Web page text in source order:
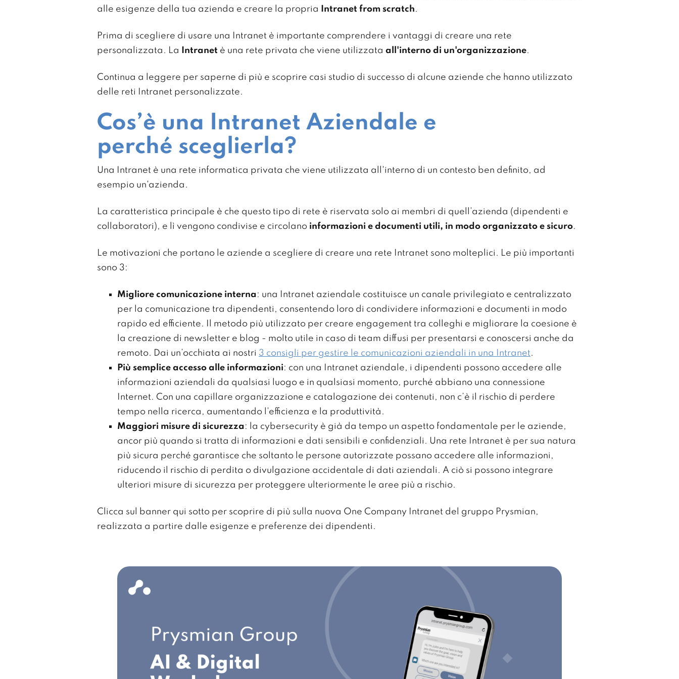
alle esigenze della tua azienda e creare la propria
Intranet from scratch.
Prima di scegliere di usare una Intranet è importante comprendere i vantaggi di creare una rete
personalizzata. La
Intranet è una rete privata che viene utilizzata all'interno di un'organizzazione.
Continua a leggere per saperne di più e scoprire casi studio di successo di alcune aziende che hanno utilizzato
delle reti Intranet personalizzate.
Cos’è una Intranet Aziendale e
perché sceglierla?
Una Intranet è una rete informatica privata che viene utilizzata all'interno di un contesto ben definito, ad
esempio un'azienda.
La caratteristica principale è che questo tipo di rete è riservata solo ai membri di quell’azienda (dipendenti e
collaboratori), e lì vengono condivise e circolano informazioni e documenti utili, in modo organizzato e sicuro.
Le motivazioni che portano le aziende a scegliere di creare una rete Intranet sono molteplici. Le più importanti
sono 3:
Migliore comunicazione interna: una Intranet aziendale costituisce un canale privilegiato e centralizzato
per la comunicazione tra dipendenti, consentendo loro di condividere informazioni e documenti in modo
rapido ed efficiente. Il metodo più utilizzato per creare engagement tra colleghi e migliorare la coesione è
la creazione di newsletter e blog - molto utile in caso di team diffusi per presentarsi e conoscersi anche da
remoto. Dai un’occhiata ai nostri 3 consigli per gestire le comunicazioni aziendali in una Intranet.
Più semplice accesso alle informazioni: con una Intranet aziendale, i dipendenti possono accedere alle
informazioni aziendali da qualsiasi luogo e in qualsiasi momento, purché abbiano una connessione
Internet. Con una capillare organizzazione e catalogazione dei contenuti, non c’è il rischio di perdere
tempo nella ricerca, aumentando l’efficienza e la produttività.
Maggiori misure di sicurezza: la cybersecurity è già da tempo un aspetto fondamentale per le aziende,
ancor più quando si tratta di informazioni e dati sensibili e confidenziali. Una rete Intranet è per sua natura
più sicura perché garantisce che soltanto le persone autorizzate possano accedere alle informazioni,
riducendo il rischio di perdita o divulgazione accidentale di dati aziendali. A ciò si possono integrare
ulteriori misure di sicurezza per proteggere ulteriormente le aree più a rischio.
Clicca sul banner qui sotto per scoprire di più sulla nuova One Company Intranet del gruppo Prysmian,
realizzata a partire dalle esigenze e preferenze dei dipendenti.